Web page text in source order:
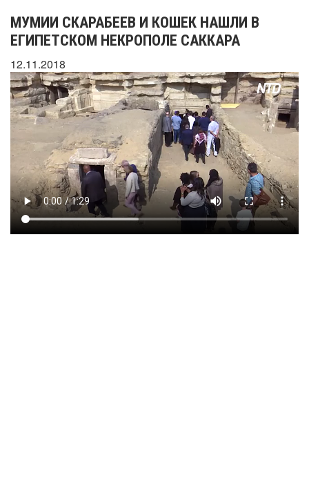
МУМИИ СКАРАБЕЕВ И КОШЕК НАШЛИ В
ЕГИПЕТСКОМ НЕКРОПОЛЕ САККАРА
12.11.2018